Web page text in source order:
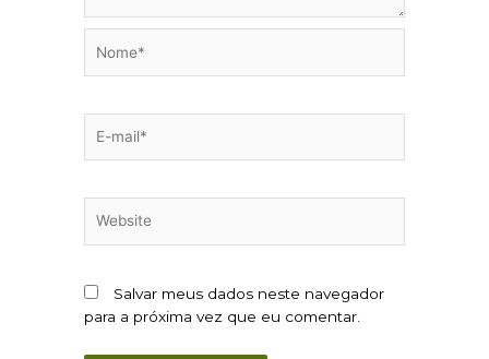
mail*
Salvar meus dados neste navegador
para a próxima vez que eu comentar.